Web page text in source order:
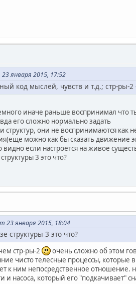
января 2015, 17:52
код мыслей, чувств и т.д.; стр-ры-
иначе раньше воспринимал что
его сложно нормально задать
структур, они не воспринимаются как
можно как бы сказать движение
видно если настроется на живое
3 это что?
23 января 2015, 18:04
структуры 3 это что?
стр-ры-2
очень сложно об этом
чисто телесные процессы, которые
к ним непосредственное отношение.
и насоса, который его